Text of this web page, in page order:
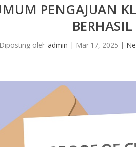
PENGAJUAN
BERHASIL
Diposting olehadmin | Mar 17, 2025 |